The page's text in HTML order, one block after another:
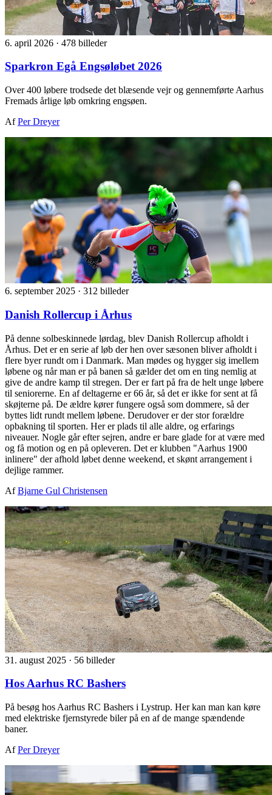
6. april 2026 · 478 billeder
Sparkron Egå Engsøløbet 2026
Over 400 løbere trodsede det blæsende vejr og gennemførte Aarhus
Fremads årlige løb omkring engsøen.
AfPer Dreyer
6. september 2025 · 312 billeder
Danish Rollercup i Århus
På denne solbeskinnede lørdag, blev Danish Rollercup afholdt i
Århus. Det er en serie af løb der hen over sæsonen bliver afholdt i
flere byer rundt om i Danmark. Man mødes og hygger sig imellem
løbene og når man er på banen så gælder det om en ting nemlig at
give de andre kamp til stregen. Der er fart på fra de helt unge løbere
til seniorerne. En af deltagerne er 66 år, så det er ikke for sent at få
skøjterne på. De ældre kører fungere også som dommere, så der
byttes lidt rundt mellem løbene. Derudover er der stor forældre
opbakning til sporten. Her er plads til alle aldre, og erfarings
niveauer. Nogle går efter sejren, andre er bare glade for at være med
og få motion og en på opleveren. Det er klubben "Aarhus 1900
inlinere" der afhold løbet denne weekend, et skønt arrangement i
dejlige rammer.
AfBjarne Gul Christensen
31. august 2025 · 56 billeder
Hos Aarhus RC Bashers
På besøg hos Aarhus RC Bashers i Lystrup. Her kan man kan køre
med elektriske fjernstyrede biler på en af de mange spændende
baner.
AfPer Dreyer